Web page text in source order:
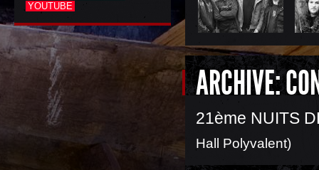
YOUTUBE
ARCHIVE:
21ème NUITS
Hall Polyvalent)